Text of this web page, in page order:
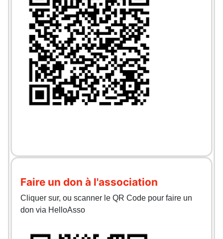
Faire un don à l'association
Cliquer sur, ou scanner le QR Code pour faire un
don via HelloAsso